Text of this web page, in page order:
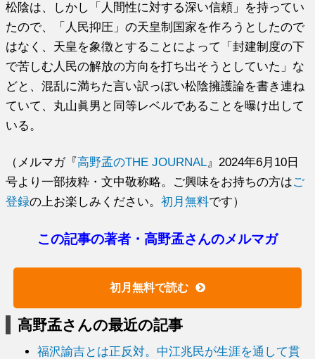
松陰は、しかし「人間性に対する深い信頼」を持ってい
たので、「人民抑圧」の天皇制国家を作ろうとしたので
はなく、天皇を象徴とすることによって「封建制度の下
で苦しむ人民の解放の方向を打ち出そうとしていた」な
どと、混乱に満ちた言い訳っぽい松陰擁護論を書き連ね
ていて、丸山眞男と同等レベルであることを曝け出して
いる。
（メルマガ『高野孟のTHE JOURNAL 』2024年6月10日
号より一部抜粋・文中敬称略。ご興味をお持ちの方はご
登録の上お楽しみください。初月無料です）
この記事の著者・高野孟さんのメルマガ
初月無料で読む
高野孟さんの最近の記事
福沢諭吉とは正反対。中江兆民が生涯を通して貫